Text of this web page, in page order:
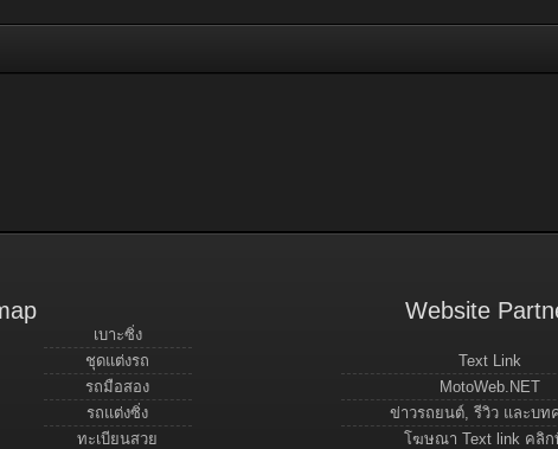
เบาะซิ่ง
ชุดแต่งรถ
รถมือสอง
รถแต่งซิ่ง
ทะเบียนสวย
Website
Text Link
MotoWeb.NET
ข่าวรถยนต์, รีวิว และบท
โฆษณา Text link คลิ